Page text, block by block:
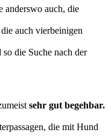
anderswo auch, die
auch vierbeinigen
die Suche nach der
sehr gut begehbar.
die mit Hund